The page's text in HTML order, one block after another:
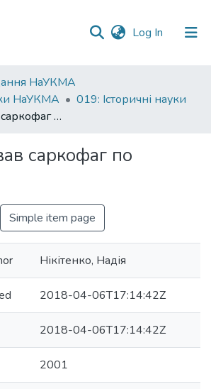
Log In (current)
НаУКМА
НаУКМА
019: Історичні науки
Чи мандрував саркофаг по собору?
саркофаг по
Simple item page
Нікітенко, Надія
2018-04-06T17:14:42Z
2018-04-06T17:14:42Z
2001